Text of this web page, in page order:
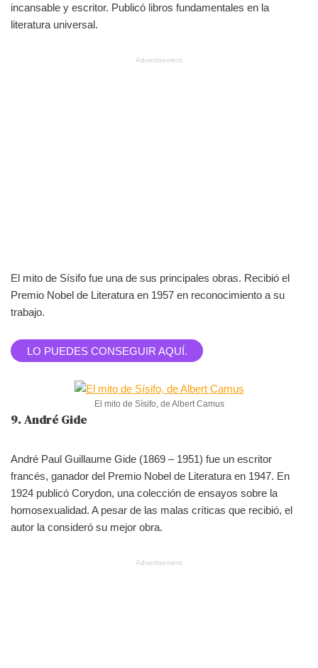
incansable y escritor. Publicó libros fundamentales en la
literatura universal.
Advertisement
El mito de Sísifo fue una de sus principales obras. Recibió el
Premio Nobel de Literatura en 1957 en reconocimiento a su
trabajo.
LO PUEDES CONSEGUIR AQUÍ.
El mito de Sísifo, de Albert Camus
9. André Gide
André Paul Guillaume Gide (1869 – 1951) fue un escritor
francés, ganador del Premio Nobel de Literatura en 1947. En
1924 publicó Corydon, una colección de ensayos sobre la
homosexualidad. A pesar de las malas críticas que recibió, el
autor la consideró su mejor obra.
Advertisement